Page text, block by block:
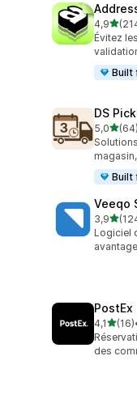
4,9
214 avis
Évitez
Built
DS
5,0 (64)
64 avis
Built
Veeqo
3,9
124 avis
Logiciel
PostEx
4,1 (16)
16 avis
des